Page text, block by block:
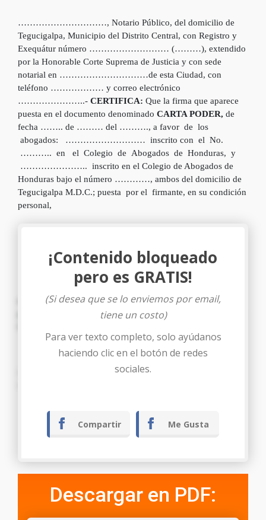
…………………………, Notario Público, del domicilio de
Tegucigalpa, Municipio del Distrito Central, con Registro y
Exequátur número ……………………… (………), extendido
por la Honorable Corte Suprema de Justicia y con sede
notarial en …………………………de esta Ciudad, con
teléfono ……………… y correo electrónico
…………………..- CERTIFICA: Que la firma que aparece
puesta en el documento denominado CARTA PODER, de
fecha …….. de ……… del ………., a favor de los
abogados: ……………………… inscrito con el No.
……….. en el Colegio de Abogados de Honduras, y
………………….. inscrito en el Colegio de Abogados de
Honduras bajo el número …………, ambos del domicilio de
Tegucigalpa M.D.C.; puesta por el firmante, en su condición
personal,
AUTENTICA, por ser la que usa en todos sus actos
públicos y privados; por lo que de acuerdo al Artículo 25 del
Tegucigalpa, M.D.C., …… de ………. del ……….
::::::::::::::::::::::::::::::::::::::::::::::::: ULTIMA LINEA
¡Contenido bloqueado
pero es GRATIS!
(Si desea que se lo enviemos por email,
tiene un costo)
Para ver texto completo, solo ayúdanos
haciendo clic en el botón de redes
sociales.
Compartir Me Gusta
Descargar en PDF: